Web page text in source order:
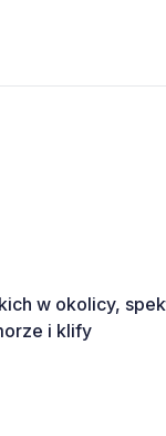
w okolicy,
i klify